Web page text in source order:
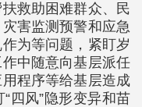
救助困难群众、民
害监测预警和应急
为等问题，紧盯岁
中随意向基层派任
程序等给基层造成
四风”隐形变异和苗